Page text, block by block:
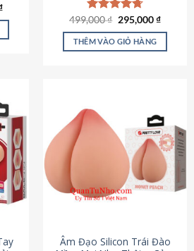
Giá
tại
545,000 ₫.
Được xếp
hạng4.75
5 sao
499,000₫ Giá
là:
499,000 ₫.
295,000₫Giá
tại
THÊM VÀO GIỎ HÀNG
Âm Đạo Silicon Trái Đào